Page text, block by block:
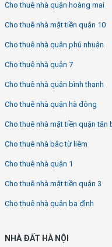
Cho thuê nhà quận hoàng mai
Cho thuê nhà mặt tiền quận 10
Cho thuê nhà quận phú nhuận
Cho thuê nhà quận 7
Cho thuê nhà quận bình thạnh
Cho thuê nhà quận hà đông
Cho thuê nhà mặt tiền quận tân
Cho thuê nhà bắc từ liêm
Cho thuê nhà quận 1
Cho thuê nhà mặt tiền quận 3
Cho thuê nhà quận ba đình
NHÀ ĐẤT HÀ NỘI